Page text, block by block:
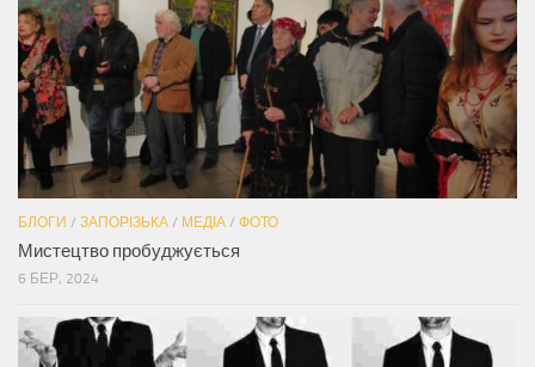
БЛОГИ / ЗАПОРІЗЬКА / МЕДІА / ФОТО
Мистецтво пробуджується
6 БЕР, 2024